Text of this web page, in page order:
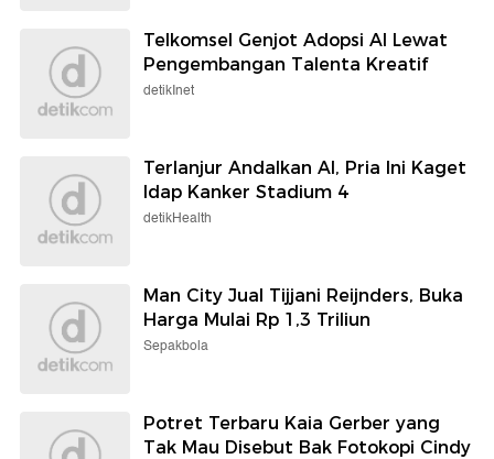
Telkomsel Genjot Adopsi AI Lewat
Pengembangan Talenta Kreatif
detikInet
Terlanjur Andalkan AI, Pria Ini Kaget
Idap Kanker Stadium 4
detikHealth
Man City Jual Tijjani Reijnders, Buka
Harga Mulai Rp 1,3 Triliun
Sepakbola
Potret Terbaru Kaia Gerber yang
Tak Mau Disebut Bak Fotokopi Cindy